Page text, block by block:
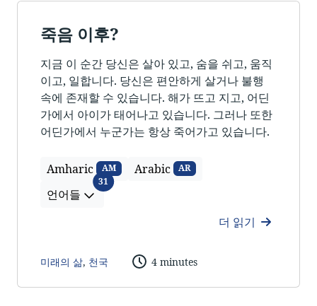
죽음 이후?
지금 이 순간 당신은 살아 있고, 숨을 쉬고, 움직
이고, 일합니다. 당신은 편안하게 살거나 불행
속에 존재할 수 있습니다. 해가 뜨고 지고, 어딘
가에서 아이가 태어나고 있습니다. 그러나 또한
어딘가에서 누군가는 항상 죽어가고 있습니다.
Amharic AM Arabic AR
언어들
31 언어들
더 읽기
미래의 삶, 천국 4 minutes